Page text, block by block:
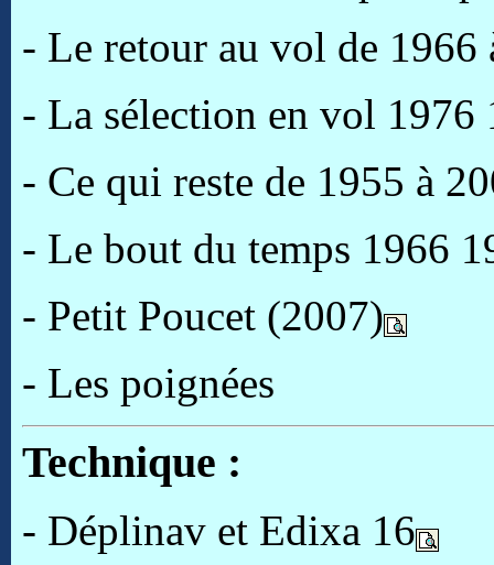
- Le retour au vol de 1966
- La sélection en vol
- Ce qui reste de 1955 à
- Le bout du temps 1966
- Petit Poucet (2007)
- Les poignées
Technique :
- Déplinav et Edixa 16